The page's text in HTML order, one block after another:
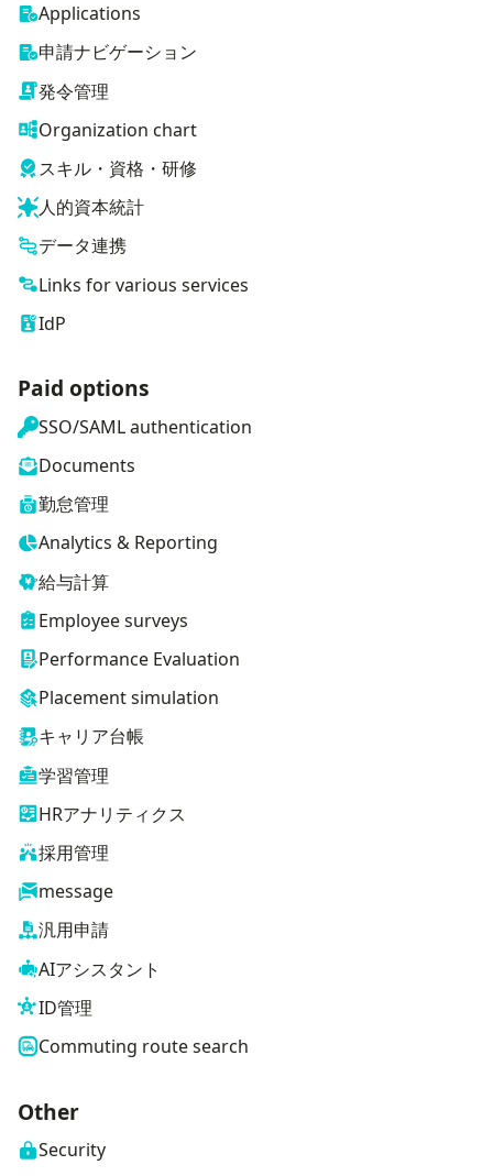
Applications
申請ナビゲーション
発令管理
Organization chart
スキル・資格・研修
人的資本統計
データ連携
Links for various services
IdP
Paid options
SSO/SAML authentication
Documents
勤怠管理
Analytics & Reporting
給与計算
Employee surveys
Performance Evaluation
Placement simulation
キャリア台帳
学習管理
HRアナリティクス
採用管理
message
汎用申請
AIアシスタント
ID管理
Commuting route search
Other
Security